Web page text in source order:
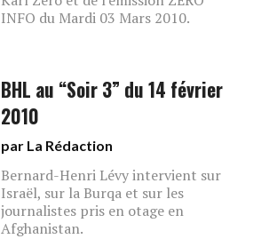
INFO du Mardi 03 Mars 2010.
BHL au “Soir 3” du 14 février
2010
par La Rédaction
Bernard-Henri Lévy intervient sur
Israël, sur la Burqa et sur les
journalistes pris en otage en
Afghanistan.